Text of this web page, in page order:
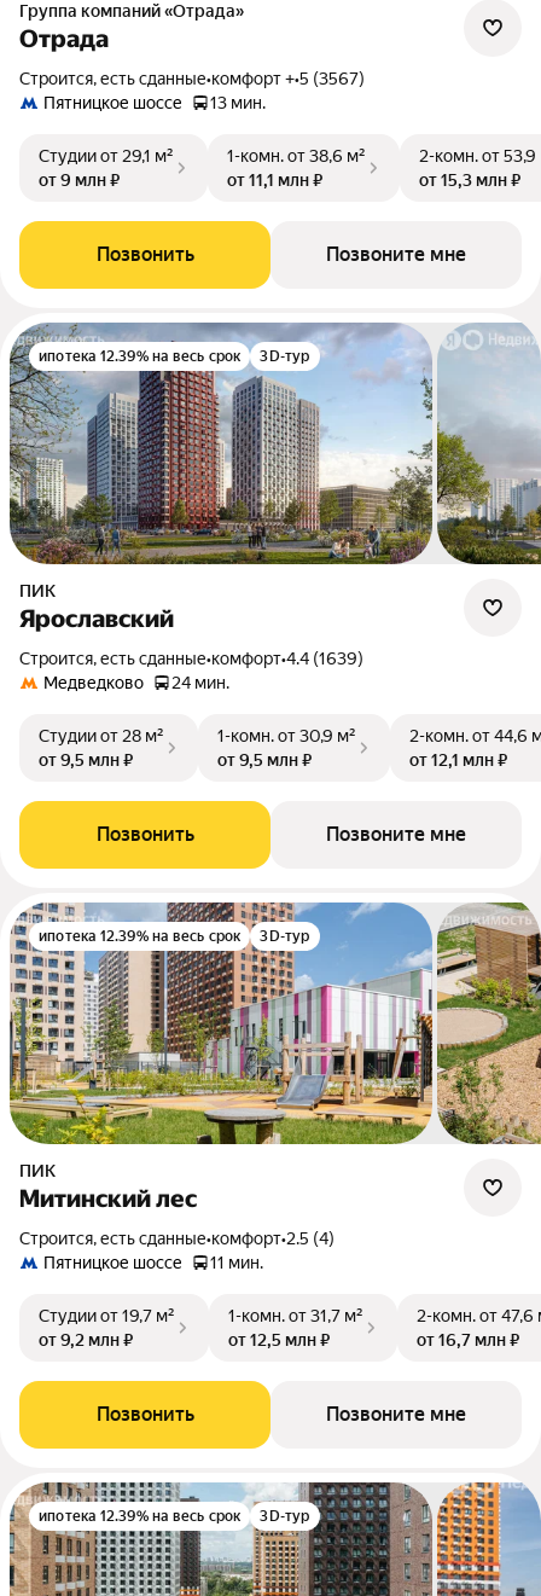
Группа компаний «Отрада»
Отрада
Строится, есть сданные•комфорт +•5 (3567)
Пятницкое шоссе
13 мин.
Студииот 29,1 м²
от 9 млн ₽
1-комн.от 38,6 м²
от 11,1 млн ₽
2-комн.от 53,9
от 15,3 млн ₽
Позвонить Позвоните мне
ипотека 12.39% на весь срок 3D-тур
ПИК
Ярославский
Строится, есть сданные•комфорт•4.4 (1639)
Медведково
24 мин.
Студииот 28 м²
от 9,5 млн ₽
1-комн.от 30,9 м²
от 9,5 млн ₽
2-комн.от 44,6
от 12,1 млн ₽
Позвонить Позвоните мне
ипотека 12.39% на весь срок 3D-тур
ПИК
Митинский лес
Строится, есть сданные•комфорт•2.5 (4)
Пятницкое шоссе
11 мин.
Студииот 19,7 м²
от 9,2 млн ₽
1-комн.от 31,7 м²
от 12,5 млн ₽
2-комн.от 47,6
от 16,7 млн ₽
Позвонить Позвоните мне
ипотека 12.39% на весь срок 3D-тур